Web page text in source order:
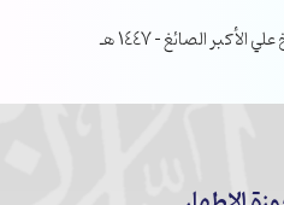
الصائغ – 1447 هـ